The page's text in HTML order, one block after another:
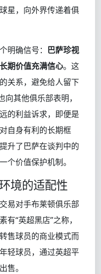
星，向外界传递着俱
明确信号： 巴萨珍视
期价值充满信心。这
关系，避免给人留下
向其他俱乐部表明，
的利益诉求，即便是
自身有利的长期框
升了巴萨在谈判中的
个价值保护机制。
境的适配性
易对手布莱顿俱乐部
“英超黑店”之称，
售球员的商业模式而
轻球员，通过英超平
售。